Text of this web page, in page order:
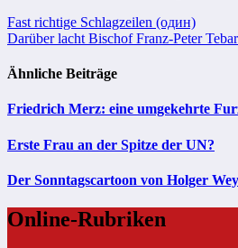
Beitragsnavigation
Fast richtige Schlagzeilen (один)
Darüber lacht Bischof Franz-Peter
Ähnliche Beiträge
Friedrich Merz: eine umgekehrte
Erste Frau an der Spitze der UN?
Der Sonntagscartoon von Holger
Online-Rubriken